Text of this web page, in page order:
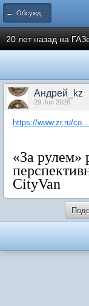
← Обсуждение статей сайта
20 лет назад на
Андрей_kz
29 Jun 2026
https://www.zr.ru/
«За рулем»
CityVan